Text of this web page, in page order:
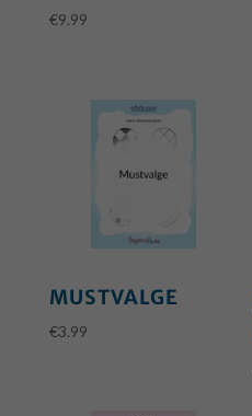
€9.99
MUSTVALGE
€3.99